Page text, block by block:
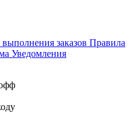
заказов Правила
Уведомления